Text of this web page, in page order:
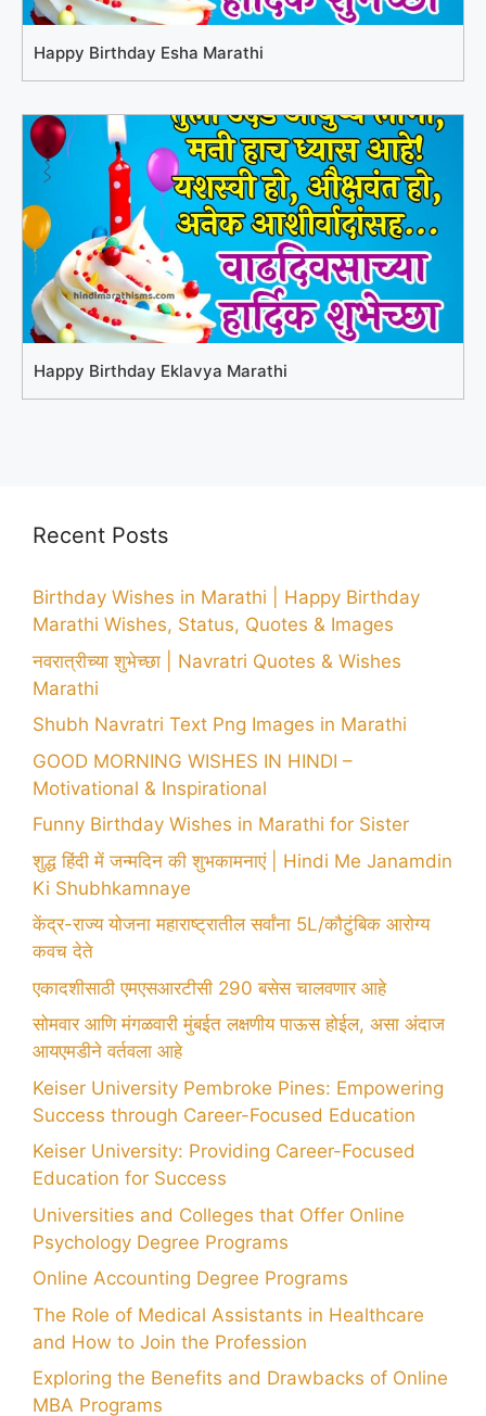
Happy Birthday Esha Marathi
Happy Birthday Eklavya Marathi
Recent Posts
Birthday Wishes in Marathi | Happy Birthday
Marathi Wishes, Status, Quotes & Images
नवरात्रीच्या शुभेच्छा | Navratri Quotes & Wishes
Marathi
Shubh Navratri Text Png Images in Marathi
GOOD MORNING WISHES IN HINDI –
Motivational & Inspirational
Funny Birthday Wishes in Marathi for Sister
शुद्ध हिंदी में जन्मदिन की शुभकामनाएं | Hindi Me Janamdin
Ki Shubhkamnaye
केंद्र-राज्य योजना महाराष्ट्रातील सर्वांना 5L/कौटुंबिक आरोग्य
कवच देते
एकादशीसाठी एमएसआरटीसी 290 बसेस चालवणार आहे
सोमवार आणि मंगळवारी मुंबईत लक्षणीय पाऊस होईल, असा अंदाज
आयएमडीने वर्तवला आहे
Keiser University Pembroke Pines: Empowering
Success through Career-Focused Education
Keiser University: Providing Career-Focused
Education for Success
Universities and Colleges that Offer Online
Psychology Degree Programs
Online Accounting Degree Programs
The Role of Medical Assistants in Healthcare
and How to Join the Profession
Exploring the Benefits and Drawbacks of Online
MBA Programs